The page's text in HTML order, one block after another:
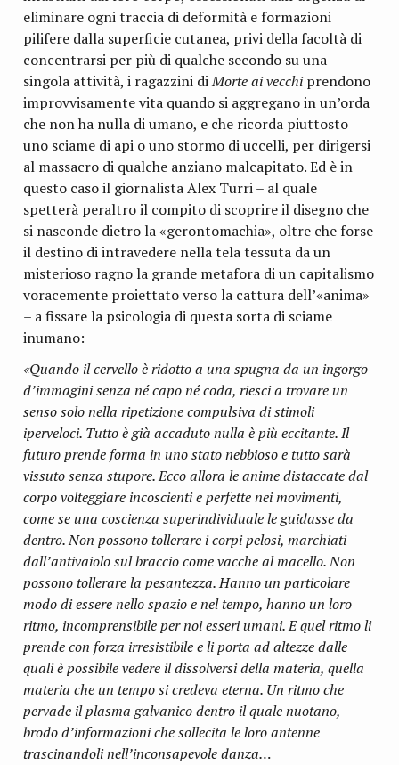
eliminare ogni traccia di deformità e formazioni
pilifere dalla superficie cutanea, privi della facoltà di
concentrarsi per più di qualche secondo su una
singola attività, i ragazzini diMorte ai vecchiprendono
improvvisamente vita quando si aggregano in un’orda
che non ha nulla di umano, e che ricorda piuttosto
uno sciame di api o uno stormo di uccelli, per dirigersi
al massacro di qualche anziano malcapitato. Ed è in
questo caso il giornalista Alex Turri – al quale
spetterà peraltro il compito di scoprire il disegno che
si nasconde dietro la «gerontomachia», oltre che forse
il destino di intravedere nella tela tessuta da un
misterioso ragno la grande metafora di un capitalismo
voracemente proiettato verso la cattura dell’«anima»
– a fissare la psicologia di questa sorta di sciame
inumano:
«Quando il cervello è ridotto a una spugna da un ingorgo
d’immagini senza né capo né coda, riesci a trovare un
senso solo nella ripetizione compulsiva di stimoli
iperveloci. Tutto è già accaduto nulla è più eccitante. Il
futuro prende forma in uno stato nebbioso e tutto sarà
vissuto senza stupore. Ecco allora le anime distaccate dal
corpo volteggiare incoscienti e perfette nei movimenti,
come se una coscienza superindividuale le guidasse da
dentro. Non possono tollerare i corpi pelosi, marchiati
dall’antivaiolo sul braccio come vacche al macello. Non
possono tollerare la pesantezza. Hanno un particolare
modo di essere nello spazio e nel tempo, hanno un loro
ritmo, incomprensibile per noi esseri umani. E quel ritmo li
prende con forza irresistibile e li porta ad altezze dalle
quali è possibile vedere il dissolversi della materia, quella
materia che un tempo si credeva eterna. Un ritmo che
pervade il plasma galvanico dentro il quale nuotano,
brodo d’informazioni che sollecita le loro antenne
trascinandoli nell’inconsapevole danza…